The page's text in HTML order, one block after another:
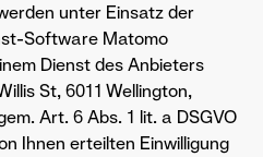
unter Einsatz der
Software Matomo
Dienst des Anbieters
St, 6011 Wellington,
Art. 6 Abs. 1 lit. a DSGVO
Ihnen erteilten Einwilligung